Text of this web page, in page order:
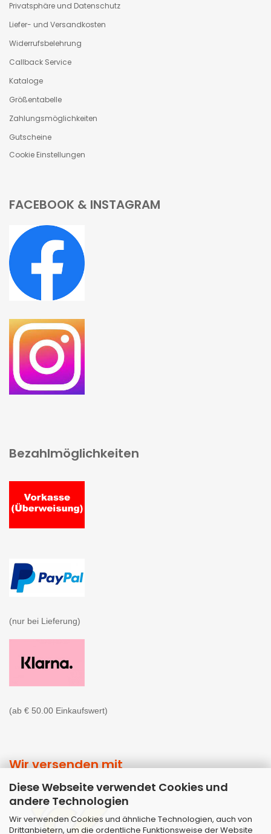
Diese Webseite verwendet Cookies und
andere Technologien
Wir verwenden Cookies und ähnliche Technologien, auch von
Drittanbietern, um die ordentliche Funktionsweise der Website
Privatsphäre und Datenschutz
Liefer- und Versandkosten
Widerrufsbelehrung
Callback Service
Kataloge
Größentabelle
Zahlungsmöglichkeiten
Gutscheine
Cookie Einstellungen
FACEBOOK & INSTAGRAM
Bezahlmöglichkeiten
(nur bei Lieferung)
(ab € 50.00 Einkaufswert)
Wir versenden mit